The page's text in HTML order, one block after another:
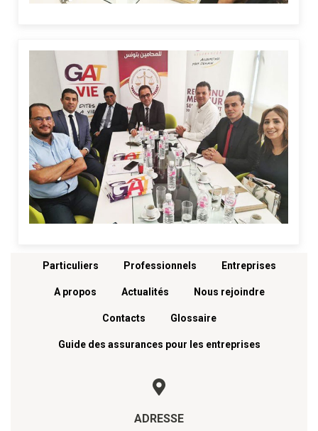
Menu footer
Particuliers Professionnels Entreprises
A propos Actualités Nous rejoindre
Contacts Glossaire
Guide des assurances pour les entreprises
ADRESSE